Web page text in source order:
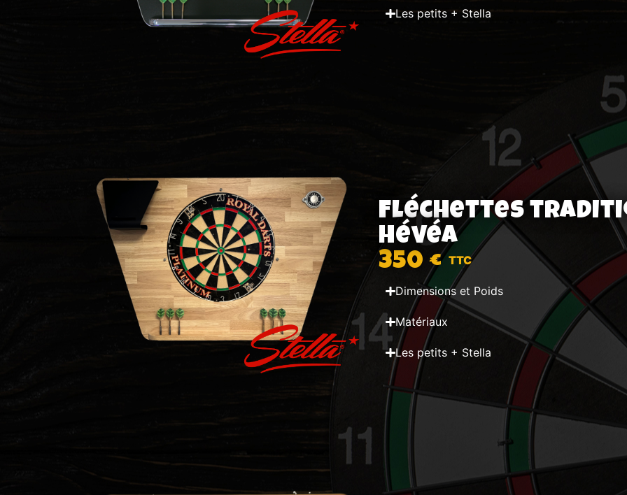
Les petits + Stella
Fléchettes
Hévéa
350 €
Dimensions et Poids
Matériaux
Les petits + Stella